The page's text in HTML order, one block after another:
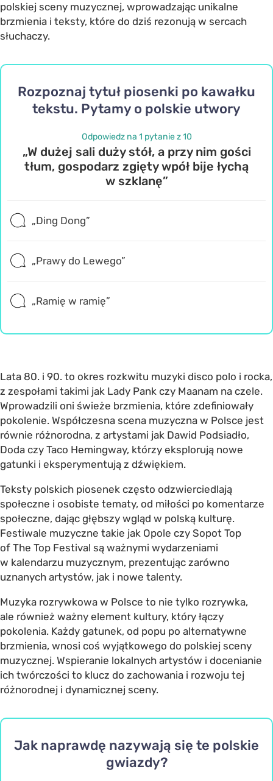
polskiej sceny muzycznej, wprowadzając unikalne
brzmienia i teksty, które do dziś rezonują w sercach
słuchaczy.
Rozpoznaj tytuł piosenki po kawałku
tekstu. Pytamy o polskie utwory
Odpowiedz na 1 pytanie z 10
„W dużej sali duży stół, a przy nim gości
tłum, gospodarz zgięty wpół bije łychą
w szklanę”
„Ding Dong”
„Prawy do Lewego”
„Ramię w ramię”
Lata 80. i 90. to okres rozkwitu muzyki disco polo i rocka,
z zespołami takimi jak Lady Pank czy Maanam na czele.
Wprowadzili oni świeże brzmienia, które zdefiniowały
pokolenie. Współczesna scena muzyczna w Polsce jest
równie różnorodna, z artystami jak Dawid Podsiadło,
Doda czy Taco Hemingway, którzy eksplorują nowe
gatunki i eksperymentują z dźwiękiem.
Teksty polskich piosenek często odzwierciedlają
społeczne i osobiste tematy, od miłości po komentarze
społeczne, dając głębszy wgląd w polską kulturę.
Festiwale muzyczne takie jak Opole czy Sopot Top
of The Top Festival są ważnymi wydarzeniami
w kalendarzu muzycznym, prezentując zarówno
uznanych artystów, jak i nowe talenty.
Muzyka rozrywkowa w Polsce to nie tylko rozrywka,
ale również ważny element kultury, który łączy
pokolenia. Każdy gatunek, od popu po alternatywne
brzmienia, wnosi coś wyjątkowego do polskiej sceny
muzycznej. Wspieranie lokalnych artystów i docenianie
ich twórczości to klucz do zachowania i rozwoju tej
różnorodnej i dynamicznej sceny.
Jak naprawdę nazywają się te polskie
gwiazdy?